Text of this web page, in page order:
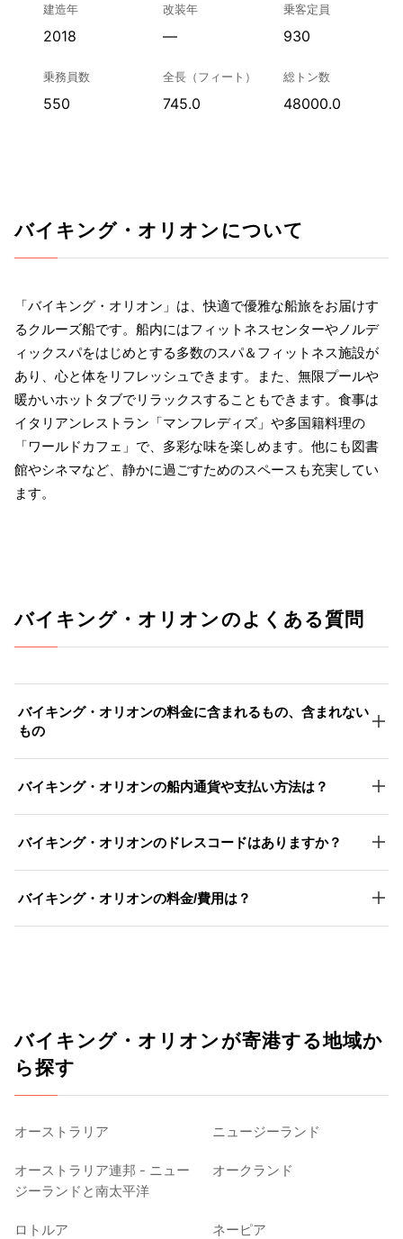
建造年
2018
改装年
—
乗客定員
930
乗務員数
550
全長（フィート）
745.0
総トン数
48000.0
バイキング・オリオンについて
「バイキング・オリオン」は、快適で優雅な船旅をお届けす
るクルーズ船です。船内にはフィットネスセンターやノルデ
ィックスパをはじめとする多数のスパ＆フィットネス施設が
あり、心と体をリフレッシュできます。また、無限プールや
暖かいホットタブでリラックスすることもできます。食事は
イタリアンレストラン「マンフレディズ」や多国籍料理の
「ワールドカフェ」で、多彩な味を楽しめます。他にも図書
館やシネマなど、静かに過ごすためのスペースも充実してい
ます。
バイキング・オリオンのよくある質問
バイキング・オリオンの料金に含まれるもの、含まれない
もの
バイキング・オリオンの船内通貨や支払い方法は？
バイキング・オリオンのドレスコードはありますか？
バイキング・オリオンの料金/費用は？
バイキング・オリオンが寄港する地域か
ら探す
オーストラリア ニュージーランド
オーストラリア連邦 - ニュー
ジーランドと南太平洋
オークランド
ロトルア ネーピア